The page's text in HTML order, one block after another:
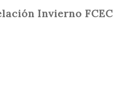
Invierno FCEC